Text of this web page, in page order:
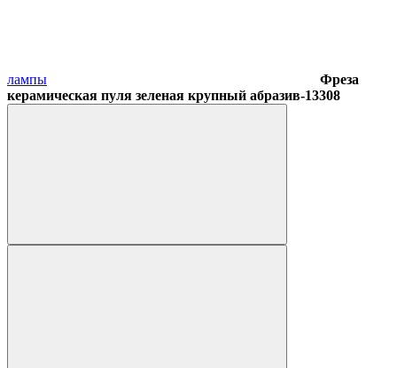
лампы
Фреза
керамическая пуля зеленая крупный абразив-13308